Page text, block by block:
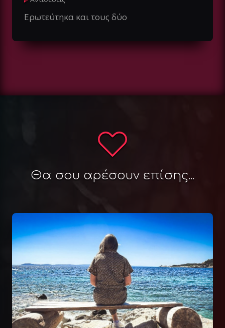
Ερωτεύτηκα και τους δύο
Θα σου αρέσουν επίσης...